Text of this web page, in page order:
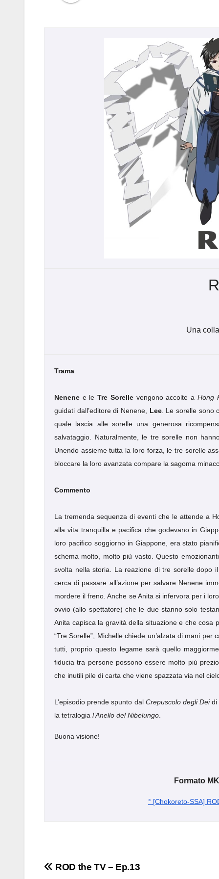
Una
Trama
Nenene e leTre Sorellevengono accolte a Hong
guidati dall’editore di Nenene, Lee. Le sorelle sono
quale lascia alle sorelle una generosa
salvataggio. Naturalmente, le tre sorelle non
Unendo assieme tutta la loro forza, le tre sorelle
bloccare la loro avanzata compare la sagoma
Commento
La tremenda sequenza di eventi che le attende a
alla vita tranquilla e pacifica che godevano in
loro pacifico soggiorno in Giappone, era stato
schema molto, molto più vasto. Questo
svolta nella storia. La reazione di tre sorelle dopo
cerca di passare all’azione per salvare Nenene
mordere il freno. Anche se Anita si infervora per i
ovvio (allo spettatore) che le due stanno solo
Anita capisca la gravità della situazione e che cosa
“Tre Sorelle”, Michelle chiede un’alzata di mani per
tutti, proprio questo legame sarà quello
fiducia tra persone possono essere molto più
che inutili pile di carta che viene spazzata via nel
L’episodio prende spunto dal Crepuscolo degli Deidi
la tetralogia l’Anello del Nibelungo.
Buona visione!
Formato
° [Chokoreto-SSA]
Navigazione
ROD the TV – Ep.13